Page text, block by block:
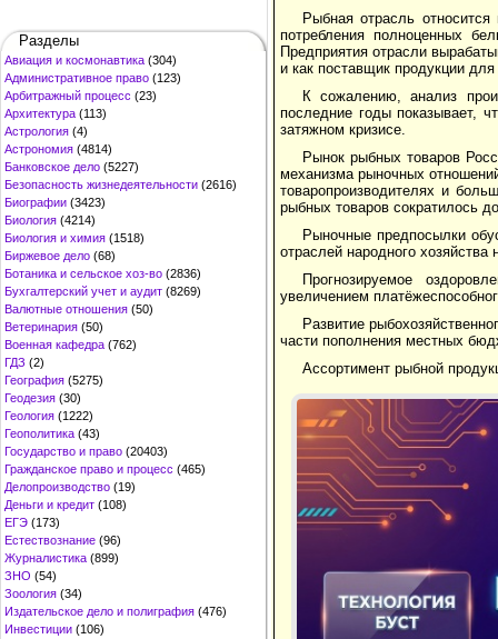
Разделы
Авиация и космонавтика (304)
Административное право (123)
Арбитражный процесс (23)
Архитектура (113)
Астрология (4)
Астрономия (4814)
Банковское дело (5227)
Безопасность жизнедеятельности (2616)
Биографии (3423)
Биология (4214)
Биология и химия (1518)
Биржевое дело (68)
Ботаника и сельское хоз-во (2836)
Бухгалтерский учет и аудит (8269)
Валютные отношения (50)
Ветеринария (50)
Военная кафедра (762)
ГДЗ (2)
География (5275)
Геодезия (30)
Геология (1222)
Геополитика (43)
Государство и право (20403)
Гражданское право и процесс (465)
Делопроизводство (19)
Деньги и кредит (108)
ЕГЭ (173)
Естествознание (96)
Журналистика (899)
ЗНО (54)
Зоология (34)
Издательское дело и полиграфия (476)
Инвестиции (106)
Рыбная отрасль
потребления полноценных
Предприятия отрасли
и как поставщик продукции
К сожалению, анализ
последние годы показывает,
затяжном кризисе.
Рынок рыбных товаров
механизма рыночных
товаропроизводителях и
рыбных товаров сократилось
Рыночные предпосылки
отраслей народного
Прогнозируемое
увеличением
Развитие
части пополнения местных
Ассортимент рыбной